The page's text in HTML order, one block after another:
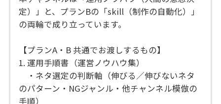
定）」と、プランBの「skill（制作の自動化）」
の両輪で成り立っています。
【プランA・B 共通でお渡しするもの】
1. 運用手順書（運営ノウハウ集）
・ネタ選定の判断軸（伸びる／伸びないネタ
のパターン・NGジャンル・他チャンネル模倣の
手順）